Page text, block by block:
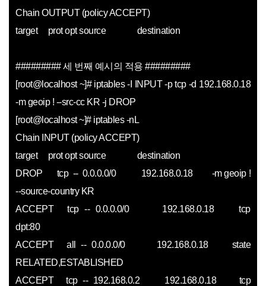
Chain OUTPUT (policy ACCEPT)
target prot opt source destination
######### 세 번째 예시의 적용 #########
[root@localhost ~]# iptables -I INPUT -p tcp -d 192.168.0.18
-m geoip ! --src-cc KR -j DROP
[root@localhost ~]# iptables -nL
Chain INPUT (policy ACCEPT)
target prot opt source destination
DROP tcp -- 0.0.0.0/0 192.168.0.18 -m geoip !
--source-country KR
ACCEPT tcp -- 0.0.0.0/0 192.168.0.18 tcp
dpt:80
ACCEPT all -- 0.0.0.0/0 192.168.0.18 state
RELATED,ESTABLISHED
ACCEPT tcp -- 192.168.0.2 192.168.0.18 tcp